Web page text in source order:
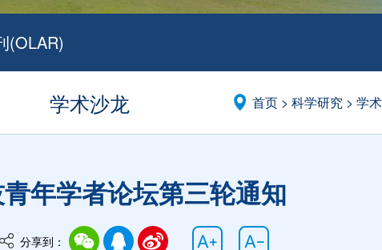
(OLAR)
学术沙龙 首页 > 科学研究 > 学
年学者论坛第三轮通知
分享到：